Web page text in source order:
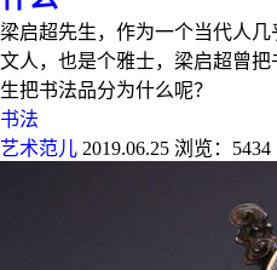
梁启超先生，作为一个当代人
文人，也是个雅士，梁启超曾
生把书法品分为什么呢？
书法
艺术范儿 2019.06.25 浏览：5434